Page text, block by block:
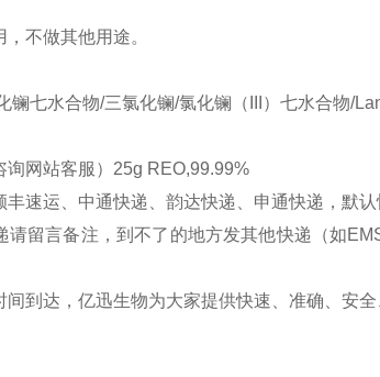
不做其他用途。
镧七水合物/三氯化镧/氯化镧（III）七水合物/
询网站客服）25g REO,99.99%
速运、中通快递、韵达快递、申通快递，默认
请留言备注，到不了的地方发其他快递（如
到达，亿迅生物为大家提供快速、准确、安全